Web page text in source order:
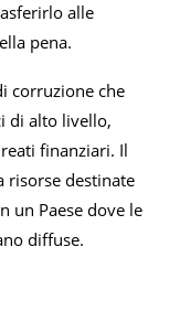
alle
pena.
corruzione che
di alto livello,
finanziari. Il
risorse destinate
un Paese dove le
diffuse.